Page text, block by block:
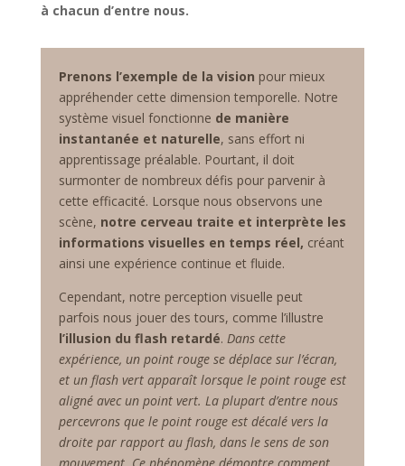
à chacun d’entre nous.
Prenons l’exemple de la vision pour mieux
appréhender cette dimension temporelle. Notre
système visuel fonctionne de manière
instantanée et naturelle, sans effort ni
apprentissage préalable. Pourtant, il doit
surmonter de nombreux défis pour parvenir à
cette efficacité. Lorsque nous observons une
scène, notre cerveau traite et interprète les
informations visuelles en temps réel, créant
ainsi une expérience continue et fluide.
Cependant, notre perception visuelle peut
parfois nous jouer des tours, comme l’illustre
l’illusion du flash retardé. Dans cette
expérience, un point rouge se déplace sur l’écran,
et un flash vert apparaît lorsque le point rouge est
aligné avec un point vert. La plupart d’entre nous
percevrons que le point rouge est décalé vers la
droite par rapport au flash, dans le sens de son